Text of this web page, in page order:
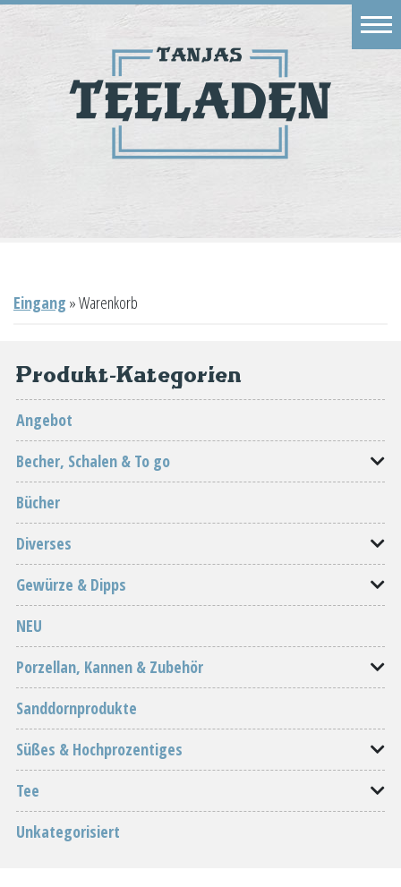
Eingang »Warenkorb
Produkt-Kategorien
Angebot
Becher, Schalen & To go
Bücher
Diverses
Gewürze & Dipps
NEU
Porzellan, Kannen & Zubehör
Sanddornprodukte
Süßes & Hochprozentiges
Tee
Unkategorisiert
Geschäft